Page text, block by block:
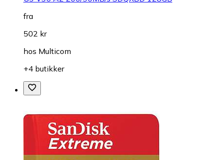
fra
502 kr
hos Multicom
+4 butikker